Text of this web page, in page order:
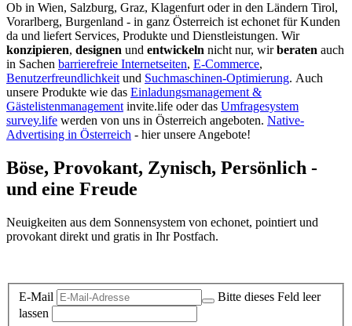
Ob in Wien, Salzburg, Graz, Klagenfurt oder in den Ländern Tirol,
Vorarlberg, Burgenland - in ganz Österreich ist echonet für Kunden
da und liefert Services, Produkte und Dienstleistungen. Wir
konzipieren, designen und entwickeln nicht nur, wirberaten auch
in Sachen barrierefreie Internetseiten, E-Commerce,
Benutzerfreundlichkeit und Suchmaschinen-Optimierung. Auch
unsere Produkte wie das Einladungsmanagement &
Gästelistenmanagement invite.life oder das Umfragesystem
survey.life werden von uns in Österreich angeboten. Native-
Advertising in Österreich - hier unsere Angebote!
Böse, Provokant, Zynisch, Persönlich -
und eine Freude
Neuigkeiten aus dem Sonnensystem von echonet, pointiert und
provokant direkt und gratis in Ihr Postfach.
E-Mail
Bitte dieses Feld leer
lassen